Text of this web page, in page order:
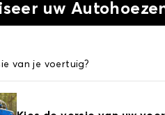
uw
van je voertuig?